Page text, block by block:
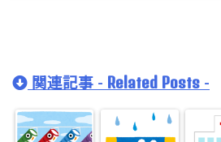
関連記事 - Related Posts -